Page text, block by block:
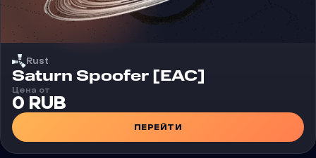
Rust
Чит
Saturn Spoofer [EAC]
Цена от
0 RUB
ПЕРЕЙТИ